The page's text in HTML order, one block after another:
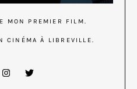
MON PREMIER FILM.
CINÉMA À LIBREVILLE.